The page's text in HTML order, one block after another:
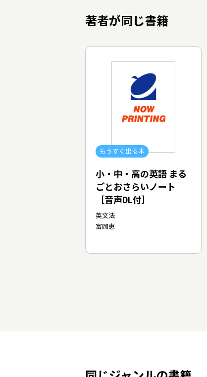
著者が同じ書籍
もうすぐ出る本
小・中・高の英語 まる
ごとおさらいノート
［音声DL付］
英文法
富岡恵